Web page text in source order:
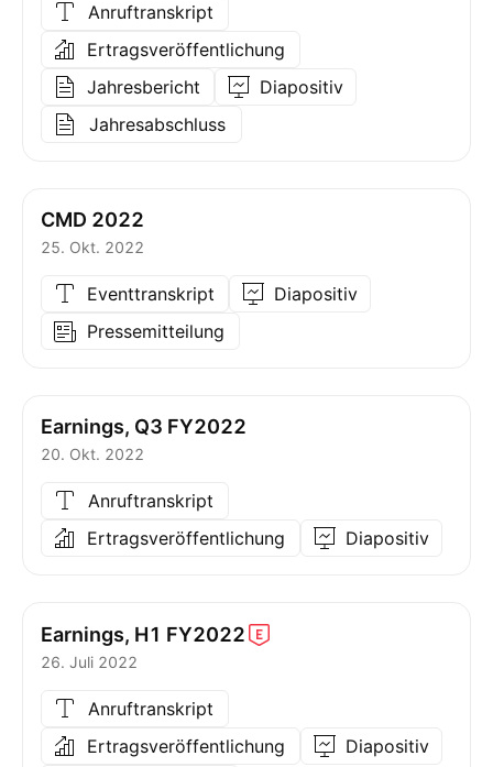
Anruftranskript
Ertragsveröffentlichung
Jahresbericht
Diapositiv
Jahresabschluss
CMD 2022
25. Okt. 2022
Eventtranskript
Diapositiv
Pressemitteilung
Earnings, Q3 FY2022
20. Okt. 2022
Anruftranskript
Ertragsveröffentlichung
Diapositiv
Earnings, H1 FY2022
26. Juli 2022
Anruftranskript
Ertragsveröffentlichung
Diapositiv